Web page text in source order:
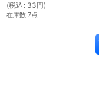
(税込 : 33円)
在庫数 7点